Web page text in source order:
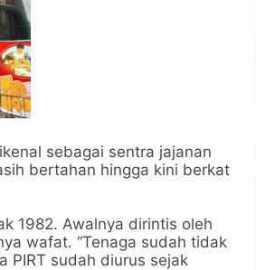
sebagai sentra jajanan
bertahan hingga kini berkat
1982. Awalnya dirintis oleh
wafat. “Tenaga sudah tidak
PIRT sudah diurus sejak